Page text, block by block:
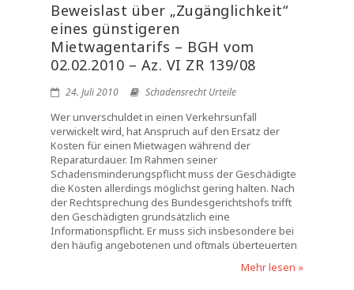
Beweislast über „Zugänglichkeit“
eines günstigeren
Mietwagentarifs – BGH vom
02.02.2010 – Az. VI ZR 139/08
24. Juli 2010 Schadensrecht Urteile
Wer unverschuldet in einen Verkehrsunfall
verwickelt wird, hat Anspruch auf den Ersatz der
Kosten für einen Mietwagen während der
Reparaturdauer. Im Rahmen seiner
Schadensminderungspflicht muss der Geschädigte
die Kosten allerdings möglichst gering halten. Nach
der Rechtsprechung des Bundesgerichtshofs trifft
den Geschädigten grundsätzlich eine
Informationspflicht. Er muss sich insbesondere bei
den häufig angebotenen und oftmals überteuerten
Mehr lesen »